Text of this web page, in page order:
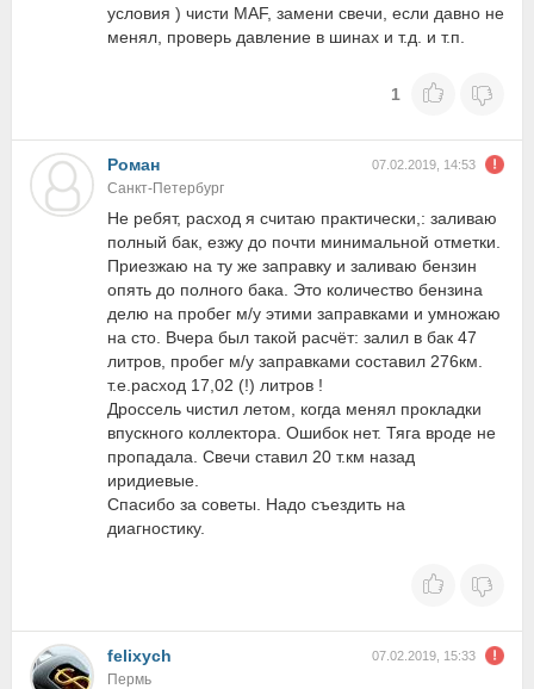
условия ) чисти MAF, замени свечи, если давно не
менял, проверь давление в шинах и т.д. и т.п.
1
Роман 07.02.2019, 14:53
Санкт-Петербург
Не ребят, расход я считаю практически,: заливаю
полный бак, езжу до почти минимальной отметки.
Приезжаю на ту же заправку и заливаю бензин
опять до полного бака. Это количество бензина
делю на пробег м/у этими заправками и умножаю
на сто. Вчера был такой расчёт: залил в бак 47
литров, пробег м/у заправками составил 276км.
т.е.расход 17,02 (!) литров !
Дроссель чистил летом, когда менял прокладки
впускного коллектора. Ошибок нет. Тяга вроде не
пропадала. Свечи ставил 20 т.км назад
иридиевые.
Спасибо за советы. Надо съездить на
диагностику.
felixych 07.02.2019, 15:33
Пермь